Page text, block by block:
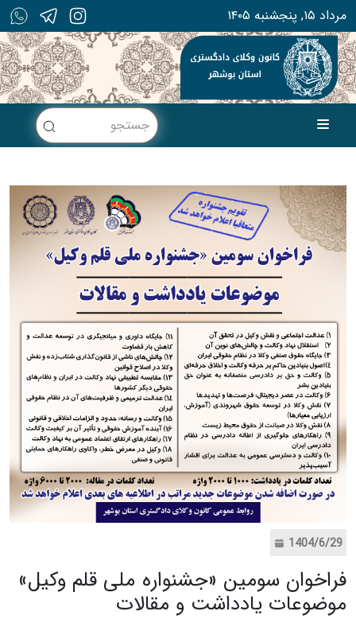
۱۴۰۵ مرداد ۱۵, پنجشنبه
1404/6/29
فراخوان سومین «جشنواره ملی قلم وکیل»
موضوعات یادداشت و مقالات